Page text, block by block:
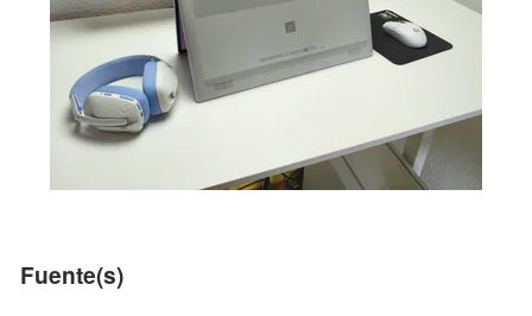
Fuente(s)